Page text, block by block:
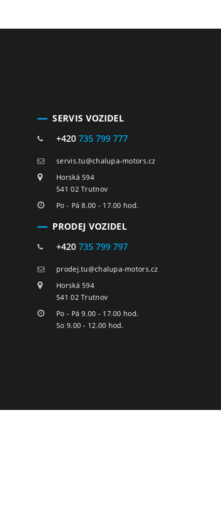
SERVIS VOZIDEL
+420 735 799 777
servis.tu@chalupa-motors.cz
Horská 594
541 02 Trutnov
Po - Pá 8.00 - 17.00 hod.
PRODEJ VOZIDEL
+420 735 799 797
prodej.tu@chalupa-motors.cz
Horská 594
541 02 Trutnov
Po - Pá 9.00 - 17.00 hod.
So 9.00 - 12.00 hod.